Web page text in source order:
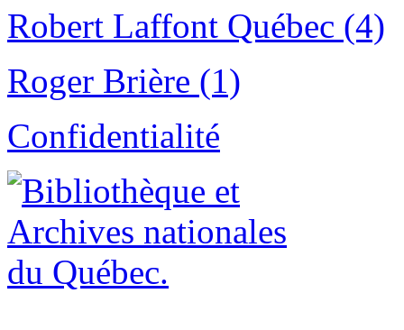
Robert Laffont Québec (4)
Roger Brière (1)
Confidentialité